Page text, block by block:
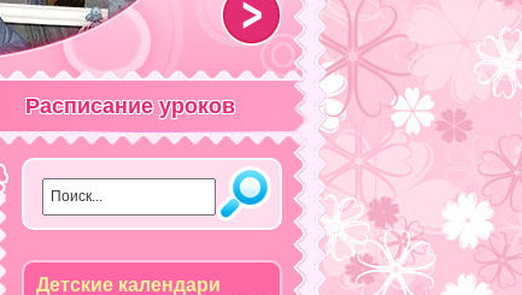
Расписание уроков
Детские календари